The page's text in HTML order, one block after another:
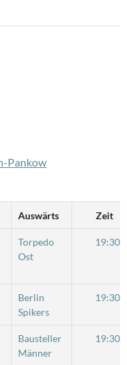
Pankow
Auswärts Zeit
Torpedo
Ost
19:30
Berlin
Spikers
19:30
Bausteller
Männer
19:30